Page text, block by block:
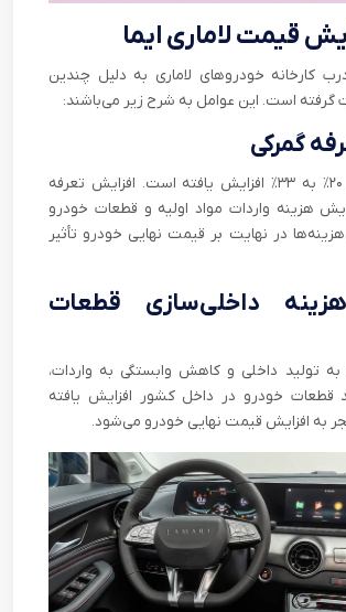
قیمت لاماری ایما
کارخانه خودرو‌های لاماری به دلیل چندین
گرفته است. این عوامل به شرح زیر می‌باشند:
گمرکی
تعرفه گمرکی از ۲۰٪ به ۳۳٪ افزایش یافته است. افزایش تعرفه
هزینه واردات مواد اولیه و قطعات خودرو
در نهایت بر قیمت نهایی خودرو تأثیر
داخلی‌سازی قطعات
به تولید داخلی و کاهش وابستگی به واردات،
قطعات خودرو در داخل کشور افزایش یافته
به افزایش قیمت نهایی خودرو می‌شود.